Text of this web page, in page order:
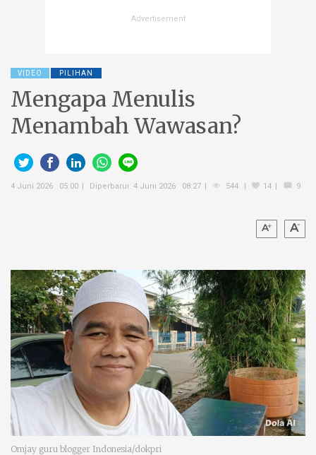
VIDEO PILIHAN
Mengapa Menulis
Menambah Wawasan?
4 Juni 2026 05:00 Diperbarui: 4 Juni 2026 08:27 544 14 9
Omjay guru blogger Indonesia/dokpri